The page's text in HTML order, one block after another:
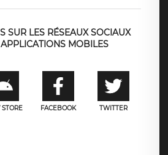
SUR LES RÉSEAUX SOCIAUX
MOBILES
STORE FACEBOOK TWITTER